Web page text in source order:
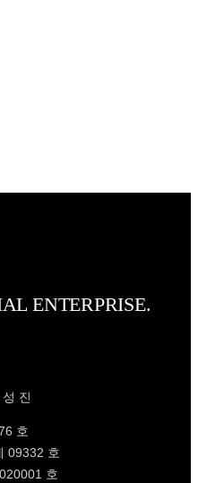
ENTERPRISE.
진
호
09332 호
호